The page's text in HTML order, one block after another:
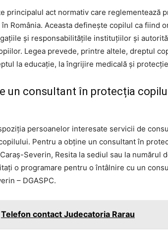
principalul act normativ care reglementează
România. Aceasta definește copilul ca fiind
și responsabilitățile instituțiilor și
Legea prevede, printre altele, dreptul
la educație, la îngrijire medicală și
un consultant în protecția
persoanelor interesate servicii de
Pentru a obține un consultant în
Severin, Resita la sediul sau la numărul
o programare pentru o întâlnire cu un
– DGASPC.
Telefon contact Judecatoria Rarau